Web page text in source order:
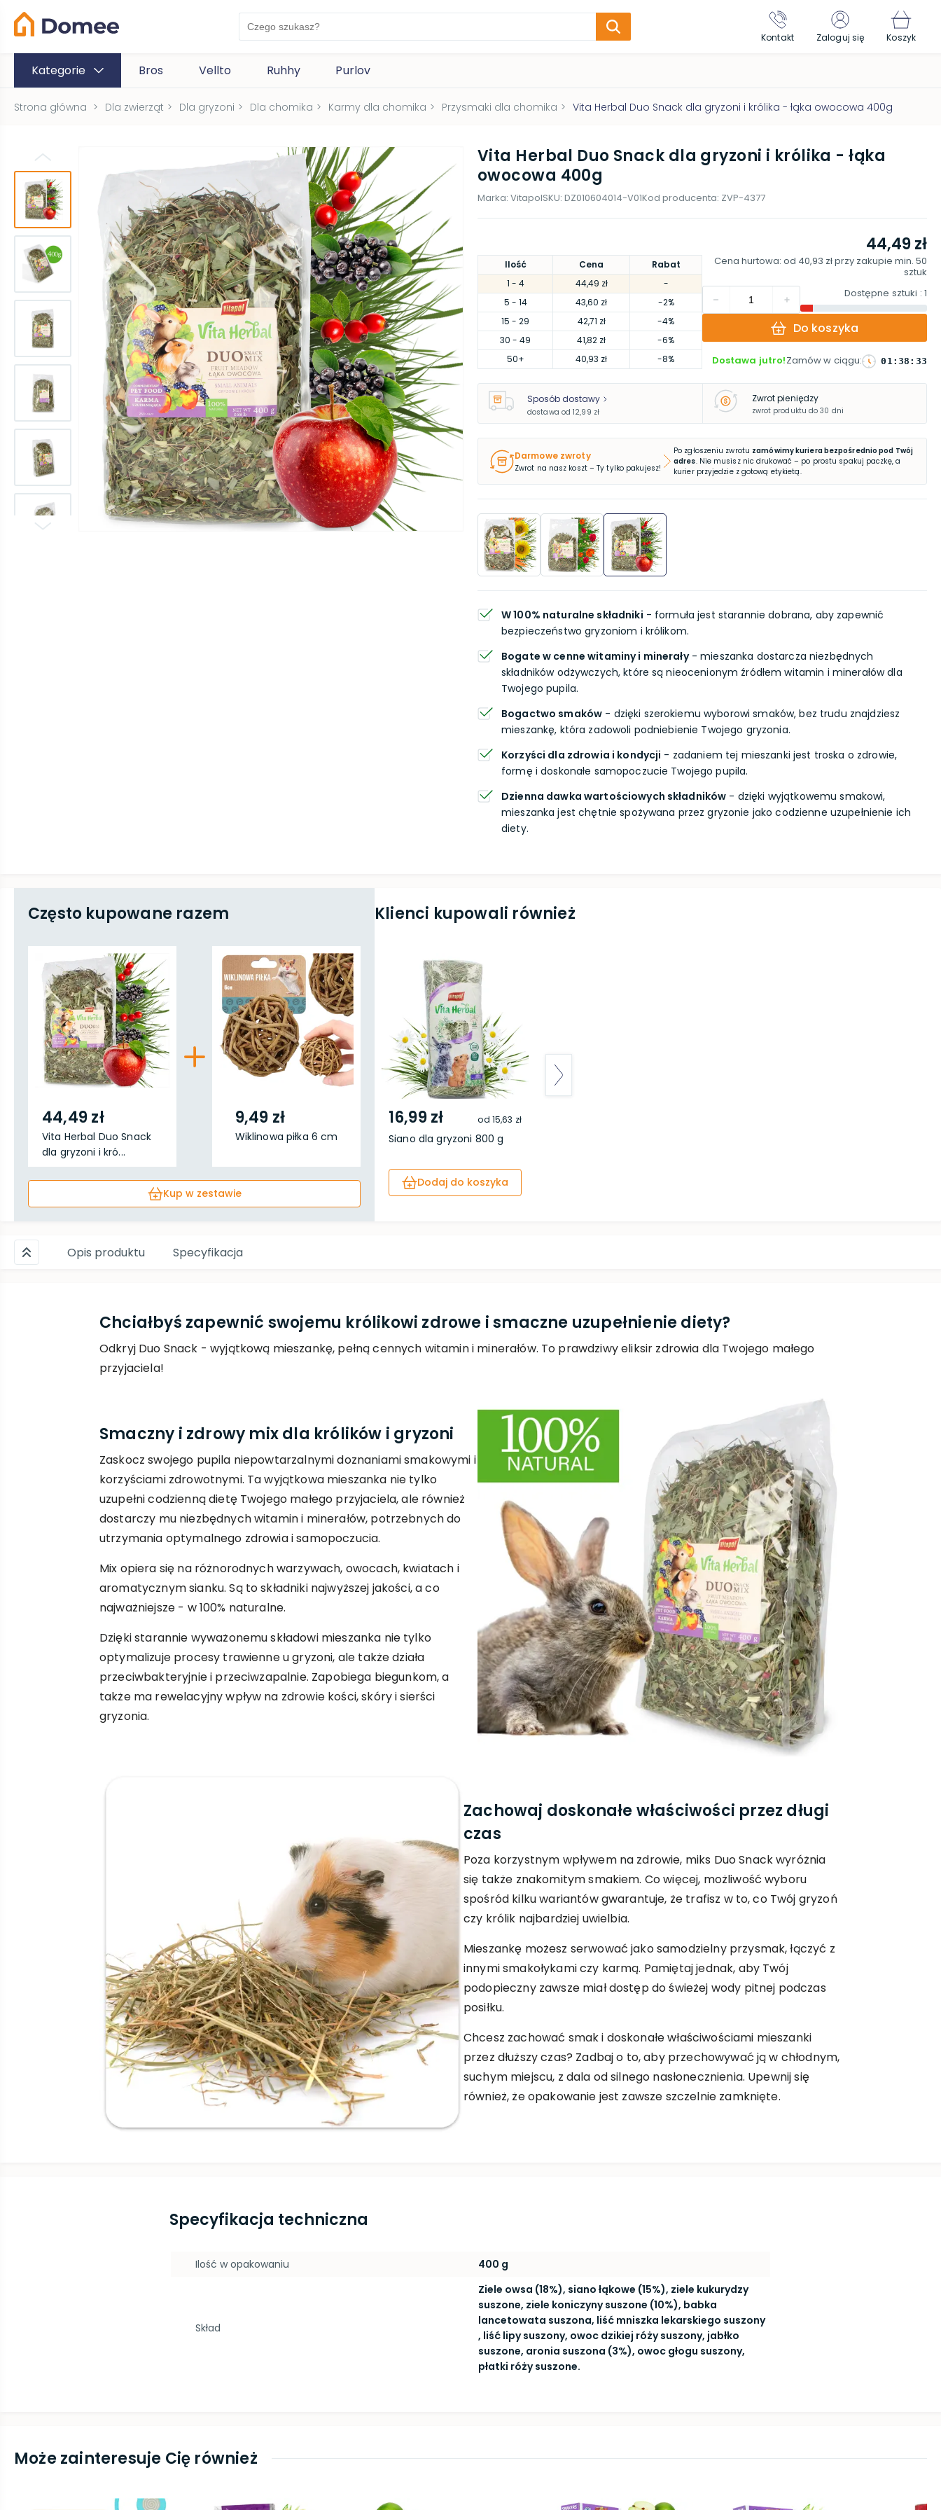
Kontakt Zaloguj się Koszyk
Kategorie Bros Vellto Ruhhy Purlov
Strona główna > Dla zwierząt > Dla gryzoni > Dla chomika > Karmy dla chomika > Przysmaki dla chomika > Vita Herbal Duo Snack dla gryzoni i królika - łąka owocowa 400g
Vita Herbal Duo Snack dla gryzoni i królika - łąka
owocowa 400g
Marka: VitapolSKU: DZ010604014-V01Kod producenta: ZVP-4377
Ilość Cena
Rabat
1 - 4 44,49 zł
-
5 - 14 43,60 zł
-2%
15 - 29 42,71 zł
-4%
30 - 49 41,82 zł
-6%
50+ 40,93 zł -8%
44,49 zł
Cena hurtowa: od 40,93 złprzy zakupie min. 50
sztuk
Dostępne sztuki : 1
Do koszyka
Dostawa jutro!Zamów w ciągu: 01: 38 : 32
Sposób dostawy
dostawa od 12,99 zł
Zwrot pieniędzy
zwrot produktu do 30 dni
Darmowe zwroty
Zwrot na nasz koszt – Ty tylko pakujesz!
Po zgłoszeniu zwrotu zamówimy kuriera bezpośrednio pod Twój
adres. Nie musisz nic drukować – po prostu spakuj paczkę, a
kurier przyjedzie z gotową etykietą.
W 100% naturalne składniki - formuła jest starannie dobrana, aby zapewnić
bezpieczeństwo gryzoniom i królikom.
Bogate w cenne witaminy i minerały- mieszanka dostarcza niezbędnych
składników odżywczych, które są nieocenionym źródłem witamin i minerałów dla
Twojego pupila.
Bogactwo smaków - dzięki szerokiemu wyborowi smaków, bez trudu znajdziesz
mieszankę, która zadowoli podniebienie Twojego gryzonia.
Korzyści dla zdrowia i kondycji - zadaniem tej mieszanki jest troska o zdrowie,
formę i doskonałe samopoczucie Twojego pupila.
Dzienna dawka wartościowych składników - dzięki wyjątkowemu smakowi,
mieszanka jest chętnie spożywana przez gryzonie jako codzienne uzupełnienie ich
diety.
Często kupowane razem
44,49 zł
Vita Herbal Duo Snack
dla gryzoni i kró...
9,49 zł
Wiklinowa piłka 6 cm
Kup w zestawie
Klienci kupowali również
16,99 zł od 15,63 zł
Siano dla gryzoni 800 g
Dodaj do koszyka
Opis produktu Specyfikacja
Chciałbyś zapewnić swojemu królikowi zdrowe i smaczne uzupełnienie diety?
Odkryj Duo Snack - wyjątkową mieszankę, pełną cennych witamin i minerałów. To prawdziwy eliksir zdrowia dla Twojego małego
przyjaciela!
Smaczny i zdrowy mix dla królików i gryzoni
Zaskocz swojego pupila niepowtarzalnymi doznaniami smakowymi i
korzyściami zdrowotnymi. Ta wyjątkowa mieszanka nie tylko
uzupełni codzienną dietę Twojego małego przyjaciela, ale również
dostarczy mu niezbędnych witamin i minerałów, potrzebnych do
utrzymania optymalnego zdrowia i samopoczucia.
Mix opiera się na różnorodnych warzywach, owocach, kwiatach i
aromatycznym sianku. Są to składniki najwyższej jakości, a co
najważniejsze - w 100% naturalne.
Dzięki starannie wyważonemu składowi mieszanka nie tylko
optymalizuje procesy trawienne u gryzoni, ale także działa
przeciwbakteryjnie i przeciwzapalnie. Zapobiega biegunkom, a
także ma rewelacyjny wpływ na zdrowie kości, skóry i sierści
gryzonia.
Zachowaj doskonałe właściwości przez długi
czas
Poza korzystnym wpływem na zdrowie, miks Duo Snack wyróżnia
się także znakomitym smakiem. Co więcej, możliwość wyboru
spośród kilku wariantów gwarantuje, że trafisz w to, co Twój gryzoń
czy królik najbardziej uwielbia.
Mieszankę możesz serwować jako samodzielny przysmak, łączyć z
innymi smakołykami czy karmą. Pamiętaj jednak, aby Twój
podopieczny zawsze miał dostęp do świeżej wody pitnej podczas
posiłku.
Chcesz zachować smak i doskonałe właściwościami mieszanki
przez dłuższy czas? Zadbaj o to, aby przechowywać ją w chłodnym,
suchym miejscu, z dala od silnego nasłonecznienia. Upewnij się
również, że opakowanie jest zawsze szczelnie zamknięte.
Specyfikacja techniczna
Ilość w opakowaniu 400 g
Skład
Ziele owsa (18%), siano łąkowe (15%), ziele kukurydzy
suszone, ziele koniczyny suszone (10%), babka
lancetowata suszona, liść mniszka lekarskiego suszony
, liść lipy suszony, owoc dzikiej róży suszony, jabłko
suszone, aronia suszona (3%), owoc głogu suszony,
płatki róży suszone.
Może zainteresuje Cię również